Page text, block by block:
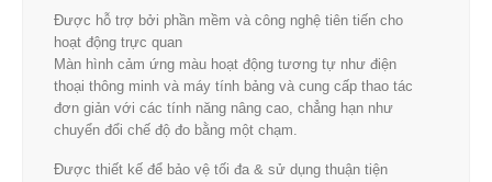
Được hỗ trợ bởi phần mềm và công nghệ tiên tiến cho
hoạt động trực quan
Màn hình cảm ứng màu hoạt động tương tự như điện
thoại thông minh và máy tính bảng và cung cấp thao tác
đơn giản với các tính năng nâng cao, chẳng hạn như
chuyển đổi chế độ đo bằng một chạm.
Được thiết kế để bảo vệ tối đa & sử dụng thuận tiện